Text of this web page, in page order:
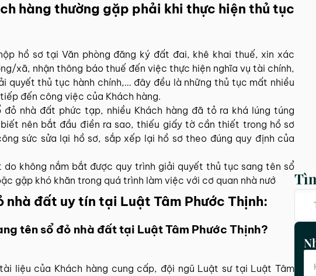
hàng thường gặp phải khi thực hiện thủ tục
hồ sơ tại Văn phòng đăng ký đất đai, khê khai thuế, xin xác
xã, nhận thông báo thuế đến việc thực hiện nghĩa vụ tài chính,
quyết thủ tục hành chính,… đây đều là những thủ tục mất nhiều
đến công việc của Khách hàng.
đỏ nhà đất phức tạp, nhiều Khách hàng đã tỏ ra khá lúng túng
nên bắt đầu điền ra sao, thiếu giấy tờ cần thiết trong hồ sơ
sức sửa lại hồ sơ, sắp xếp lại hồ sơ theo đúng quy định của
do không nắm bắt được quy trình giải quyết thủ tục sang tên sổ
gặp khó khăn trong quá trình làm việc với cơ quan nhà nướ
nhà đất uy tín tại Luật Tâm Phước Thịnh:
tên sổ đỏ nhà đất tại Luật Tâm Phước Thịnh?
liệu của Khách hàng cung cấp, đội ngũ Luật sư tại Luật Tâm